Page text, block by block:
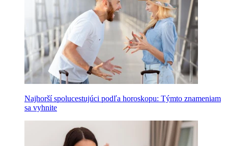
Najhorší spolucestujúci podľa horoskopu: Týmto znameniam
sa vyhnite